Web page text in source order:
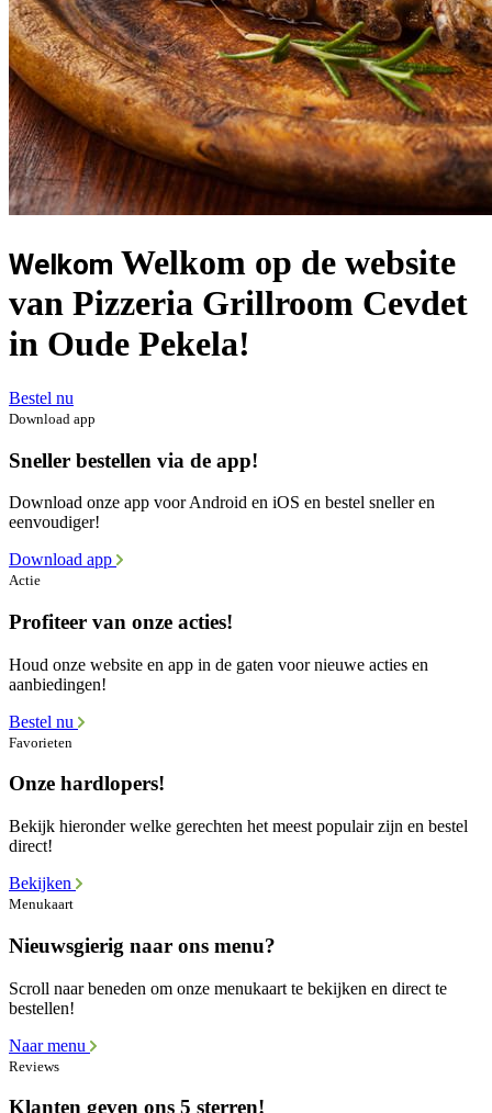
Welkom Welkom op de website
van Pizzeria Grillroom Cevdet
in Oude Pekela!
Bestel nu
Download app
Sneller bestellen via de app!
Download onze app voor Android en iOS en bestel sneller en
eenvoudiger!
Download app
Actie
Profiteer van onze acties!
Houd onze website en app in de gaten voor nieuwe acties en
aanbiedingen!
Bestel nu
Favorieten
Onze hardlopers!
Bekijk hieronder welke gerechten het meest populair zijn en bestel
direct!
Bekijken
Menukaart
Nieuwsgierig naar ons menu?
Scroll naar beneden om onze menukaart te bekijken en direct te
bestellen!
Naar menu
Reviews
Klanten geven ons 5 sterren!